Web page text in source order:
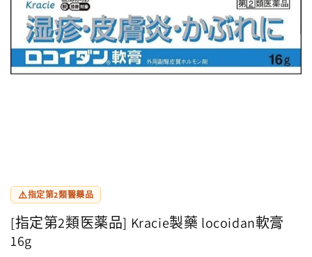
⚠️指定第2類醫藥品
[指定第2類医薬品] Kracie製藥 locoidan軟膏
16g